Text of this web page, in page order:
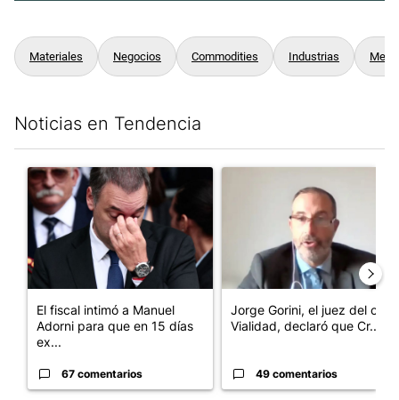
Materiales Negocios Commodities Industrias
Noticias en Tendencia
Un artículo de tendencia con el título "El fiscal intimó a
El fiscal intimó a Manuel
Adorni para que en 15 días
ex...
67 comentarios
Jorge Gorini, el juez del caso
Vialidad, declaró que Cr...
49 comentarios